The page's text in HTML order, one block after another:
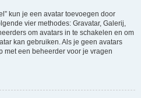
kun je een avatar toevoegen door
vier methodes: Gravatar, Galerij,
om avatars in te schakelen en om
kan gebruiken. Als je geen avatars
met een beheerder voor je vragen